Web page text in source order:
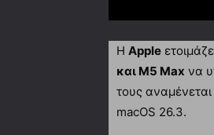
Η Apple
και M5 Max να
τους
macOS 26.3.